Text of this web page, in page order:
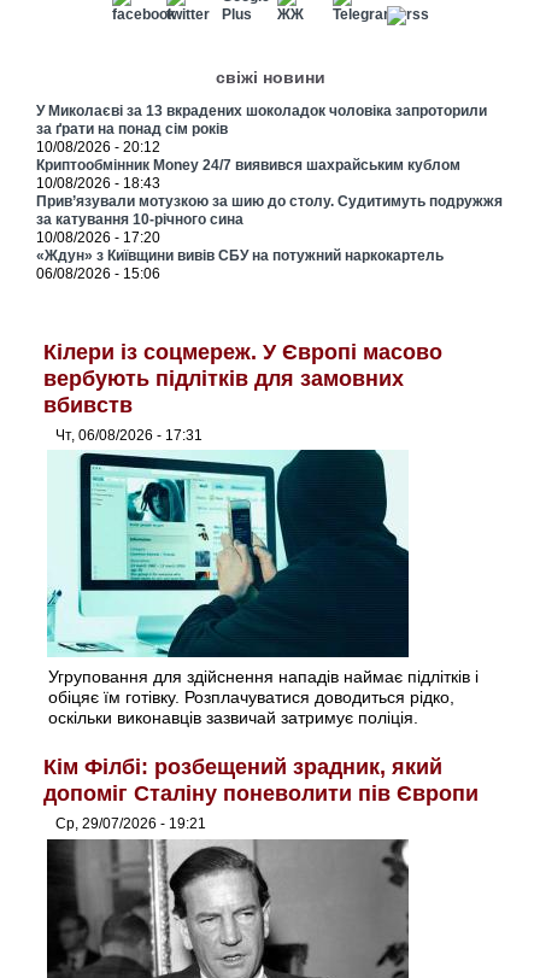
свіжі новини
У Миколаєві за 13 вкрадених шоколадок чоловіка запроторили
за ґрати на понад сім років
10/08/2026 - 20:12
Криптообмінник Money 24/7 виявився шахрайським кублом
10/08/2026 - 18:43
Прив’язували мотузкою за шию до столу. Судитимуть подружжя
за катування 10-річного сина
10/08/2026 - 17:20
«Ждун» з Київщини вивів СБУ на потужний наркокартель
06/08/2026 - 15:06
Кілери із соцмереж. У Європі масово
вербують підлітків для замовних
вбивств
Чт, 06/08/2026 - 17:31
Угруповання для здійснення нападів наймає підлітків і
обіцяє їм готівку. Розплачуватися доводиться рідко,
оскільки виконавців зазвичай затримує поліція.
Кім Філбі: розбещений зрадник, який
допоміг Сталіну поневолити пів Європи
Ср, 29/07/2026 - 19:21